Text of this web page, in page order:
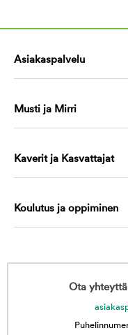
Asiakaspalvelu
Musti ja Mirri
Kaverit ja Kasvattajat
Koulutus ja oppiminen
Ota